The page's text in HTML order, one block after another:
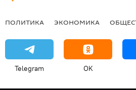
ПОЛИТИКА ЭКОНОМИКА
Telegram OK